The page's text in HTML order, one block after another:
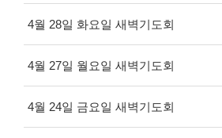
4월 28일 화요일 새벽기도회
4월 27일 월요일 새벽기도회
4월 24일 금요일 새벽기도회